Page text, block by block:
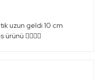
uzun geldi 10 cm
👌🏻👌🏻